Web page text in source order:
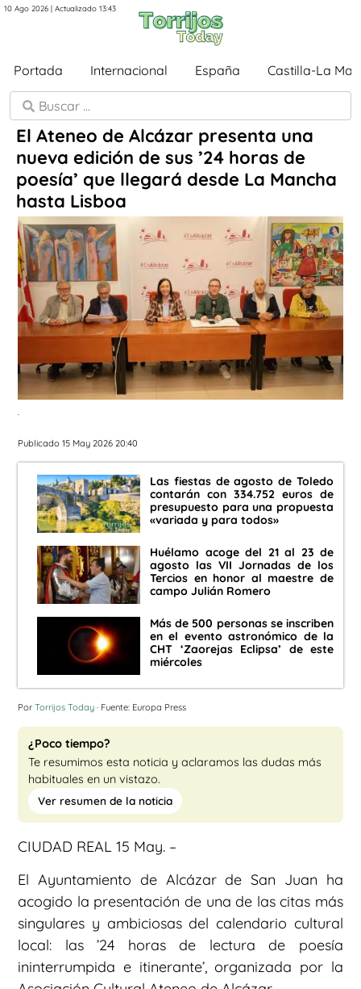
10 Ago 2026 | Actualizado 13:43
Portada Internacional España Castilla-La
El Ateneo de Alcázar presenta una
nueva edición de sus ’24 horas de
poesía’ que llegará desde La Mancha
hasta Lisboa
.
Publicado 15 May 2026 20:40
Las fiestas de agosto de Toledo
contarán con 334.752 euros de
presupuesto para una propuesta
«variada y para todos»
Huélamo acoge del 21 al 23 de
agosto las VII Jornadas de los
Tercios en honor al maestre de
campo Julián Romero
Más de 500 personas se inscriben
en el evento astronómico de la
CHT ‘Zaorejas Eclipsa’ de este
miércoles
Por Torrijos Today · Fuente: Europa Press
¿Poco tiempo?
Te resumimos esta noticia y aclaramos las dudas más
habituales en un vistazo.
Ver resumen de la noticia
CIUDAD REAL 15 May. –
El Ayuntamiento de Alcázar de San Juan ha
acogido la presentación de una de las citas más
singulares y ambiciosas del calendario cultural
local: las ’24 horas de lectura de poesía
ininterrumpida e itinerante’, organizada por la